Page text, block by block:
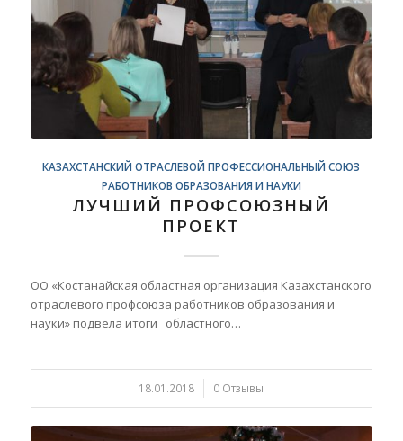
КАЗАХСТАНСКИЙ ОТРАСЛЕВОЙ ПРОФЕССИОНАЛЬНЫЙ СОЮЗ
РАБОТНИКОВ ОБРАЗОВАНИЯ И НАУКИ
ЛУЧШИЙ ПРОФСОЮЗНЫЙ
ПРОЕКТ
ОО «Костанайская областная организация Казахстанского
отраслевого профсоюза работников образования и
науки» подвела итоги областного…
18.01.2018
/ 0 Отзывы